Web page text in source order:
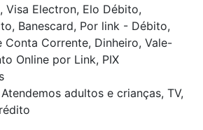
Visa Electron, Elo Débito,
Banescard, Por link - Débito,
Conta Corrente, Dinheiro, Vale-
Online por Link, PIX
adultos e crianças, TV,